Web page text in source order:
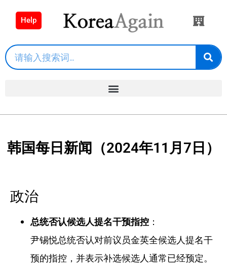
Help
韩国每日新闻（2024年11月7日）
政治
总统否认候选人提名干预指控 ：
尹锡悦总统否认对前议员金英全候选人提名干
预的指控，并表示补选候选人通常已经预定。